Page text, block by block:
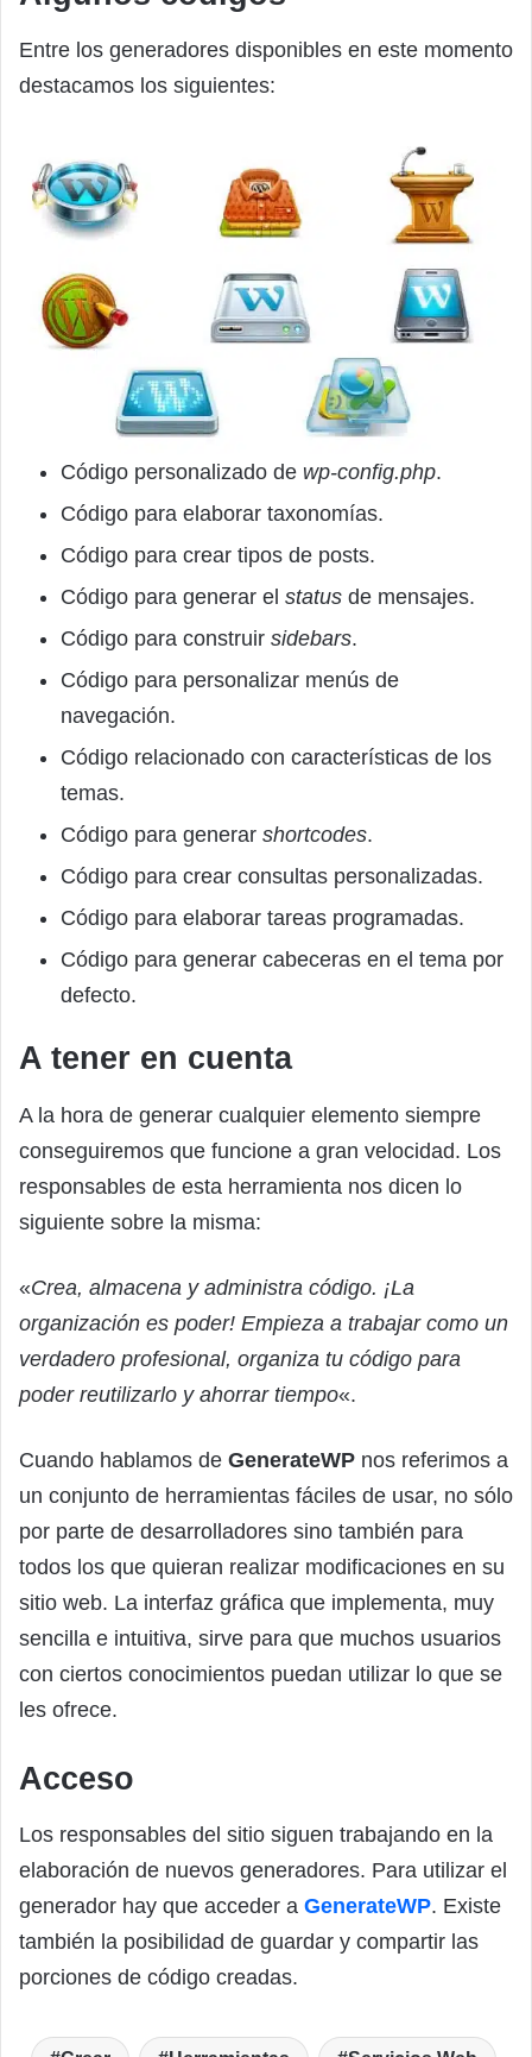
Entre los generadores disponibles en este momento
destacamos los siguientes:
Código personalizado de wp-config.php.
Código para elaborar taxonomías.
Código para crear tipos de posts.
Código para generar el status de mensajes.
Código para construir sidebars.
Código para personalizar menús de
navegación.
Código relacionado con características de los
temas.
Código para generar shortcodes.
Código para crear consultas personalizadas.
Código para elaborar tareas programadas.
Código para generar cabeceras en el tema por
defecto.
A tener en cuenta
A la hora de generar cualquier elemento siempre
conseguiremos que funcione a gran velocidad. Los
responsables de esta herramienta nos dicen lo
siguiente sobre la misma:
«Crea, almacena y administra código. ¡La
organización es poder! Empieza a trabajar como un
verdadero profesional, organiza tu código para
poder reutilizarlo y ahorrar tiempo«.
Cuando hablamos de GenerateWP nos referimos a
un conjunto de herramientas fáciles de usar, no sólo
por parte de desarrolladores sino también para
todos los que quieran realizar modificaciones en su
sitio web. La interfaz gráfica que implementa, muy
sencilla e intuitiva, sirve para que muchos usuarios
con ciertos conocimientos puedan utilizar lo que se
les ofrece.
Acceso
Los responsables del sitio siguen trabajando en la
elaboración de nuevos generadores. Para utilizar el
generador hay que acceder a GenerateWP. Existe
también la posibilidad de guardar y compartir las
porciones de código creadas.